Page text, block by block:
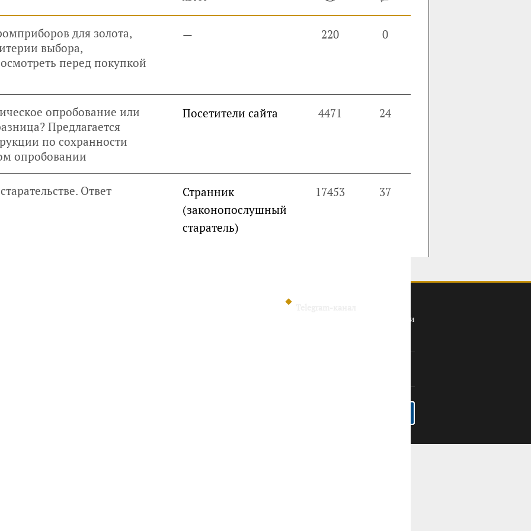
для золота,
выбора,
перед покупкой
— 220 0
опробование или
Предлагается
по сохранности
опробовании
Посетители сайта 4471 24
Ответ
Странник
(законопослушный
старатель)
17453 37
инвесторов
Политика конфиденциальности
использовании материалов гиперссылка обязательна.